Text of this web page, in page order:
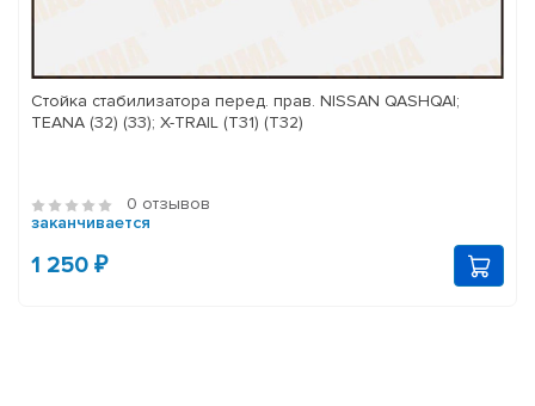
Стойка стабилизатора перед. прав. NISSAN QASHQAI;
TEANA (32) (33); X-TRAIL (T31) (T32)
0 отзывов
заканчивается
1 250 ₽